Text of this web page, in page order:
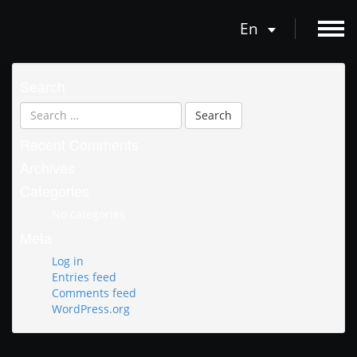
En
Log in
Entries feed
Comments feed
WordPress.org